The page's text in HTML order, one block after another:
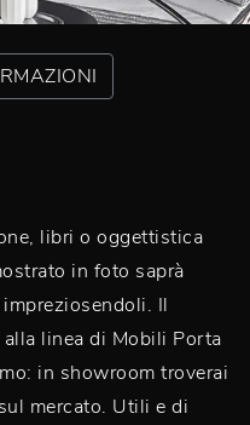
libri o oggettistica
in foto saprà
Il
linea di Mobili Porta
in showroom troverai
mercato. Utili e di